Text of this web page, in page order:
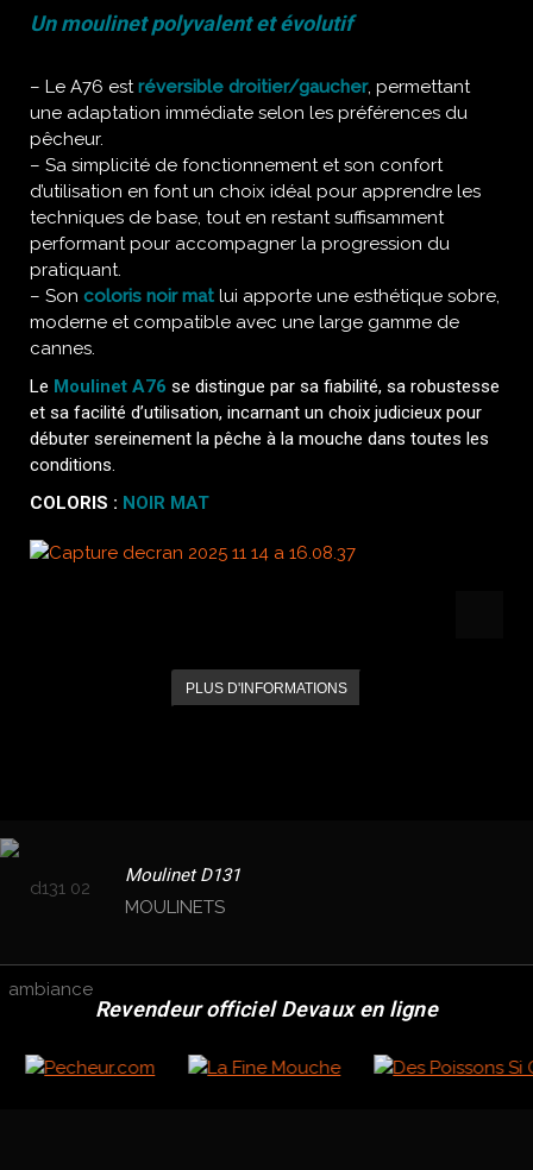
Un moulinet polyvalent et évolutif
– Le A76 estréversible droitier/gaucher, permettant
une adaptation immédiate selon les préférences du
pêcheur.
– Sa simplicité de fonctionnement et son confort
d’utilisation en font un choix idéal pour apprendre les
techniques de base, tout en restant suffisamment
performant pour accompagner la progression du
pratiquant.
– Son coloris noir mat lui apporte une esthétique sobre,
moderne et compatible avec une large gamme de
cannes.
Le Moulinet A76 se distingue par sa fiabilité, sa robustesse
et sa facilité d’utilisation, incarnant un choix judicieux pour
débuter sereinement la pêche à la mouche dans toutes les
conditions.
COLORIS : NOIR MAT
PLUS D'INFORMATIONS
Moulinet D131
MOULINETS
Revendeur officiel Devaux en ligne